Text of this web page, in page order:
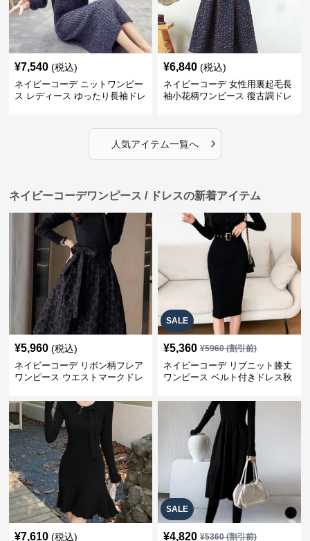
¥7,540 (税込)
ネイビーコーデ ニットワンピー
ス レディース ゆったり長袖ドレ
¥6,840 (税込)
ネイビーコーデ 女性用裏起毛長
袖小花柄ワンピース 復古調ドレ
人気アイテム一覧へ ›
ネイビーコーデワンピース / ドレスの新着アイテム
¥5,960 (税込)
ネイビーコーデ リボン柄フレア
ワンピース ウエストマークドレ
SALE
¥5,360 ¥5960(割引前)
ネイビーコーデ リブニット膝丈
ワンピース ベルト付きドレス秋
¥7,610 (税込)
SALE
¥4,820 ¥5360(割引前)